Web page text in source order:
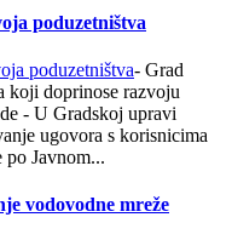
poduzetništva
- Grad
koji doprinose razvoju
- U Gradskoj upravi
ugovora s korisnicima
po Javnom...
vodovodne mreže